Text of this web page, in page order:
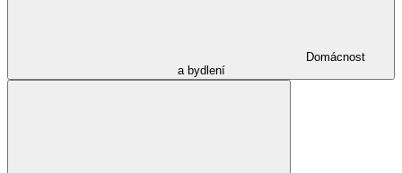
Domácnost
a bydlení